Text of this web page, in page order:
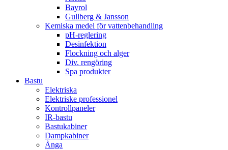
Bayrol
Gullberg & Jansson
Kemiska medel för vattenbehandling
pH-reglering
Desinfektion
Flockning och alger
Div. rengöring
Spa produkter
Bastu
Elektriska
Elektriske professionel
Kontrollpaneler
IR-bastu
Bastukabiner
Dampkabiner
Ånga